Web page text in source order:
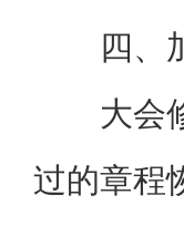
四、
大会
过的章程